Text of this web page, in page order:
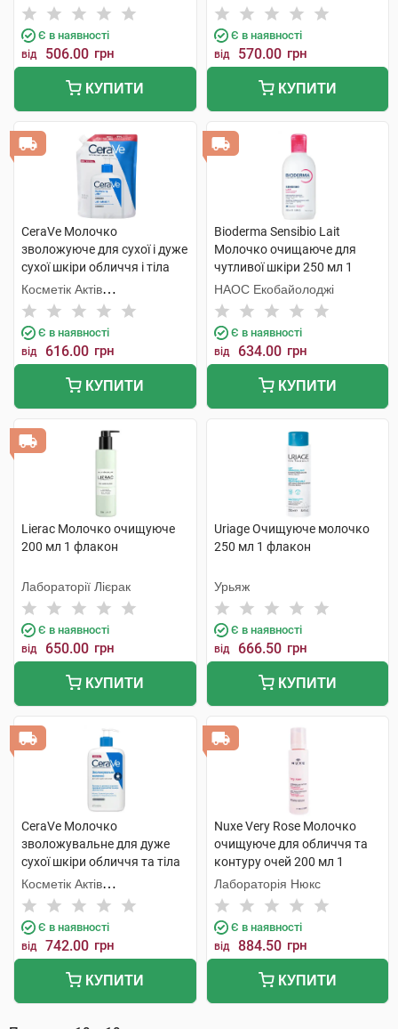
Інтернаціональ
Є в наявності
від 506.00 грн
КУПИТИ
Інтернаціональ
Є в наявності
від 570.00 грн
КУПИТИ
CeraVe Молочко
зволожуюче для сухої і дуже
сухої шкіри обличчя і тіла
473 мл 1 пакет
Косметік Актів
Інтернаціональ
Є в наявності
від 616.00 грн
КУПИТИ
Bioderma Sensibio Lait
Молочко очищаюче для
чутливої шкіри 250 мл 1
флакон
НАОС Екобайолоджі
Є в наявності
від 634.00 грн
КУПИТИ
Lierac Молочко очищуюче
200 мл 1 флакон
Лабораторії Лієрак
Є в наявності
від 650.00 грн
КУПИТИ
Uriage Очищуюче молочко
250 мл 1 флакон
Урьяж
Є в наявності
від 666.50 грн
КУПИТИ
CeraVe Молочко
зволожувальне для дуже
сухої шкіри обличчя та тіла
473 мл 1 флакон
Косметік Актів
Інтернаціональ
Є в наявності
від 742.00 грн
КУПИТИ
Nuxe Very Rose Молочко
очищуюче для обличчя та
контуру очей 200 мл 1
флакон
Лабораторія Нюкс
Є в наявності
від 884.50 грн
КУПИТИ